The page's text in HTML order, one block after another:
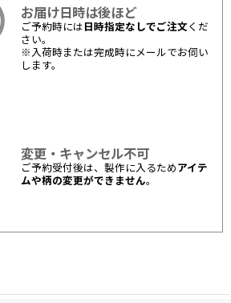
お届け日時は後ほど
ご予約時には 日時指定なしでご注文 くだ
さい。
※入荷時または完成時にメールでお伺い
します。
変更・キャンセル不可
ご予約受付後は、製作に入るため アイテ
ムや柄の変更ができません。